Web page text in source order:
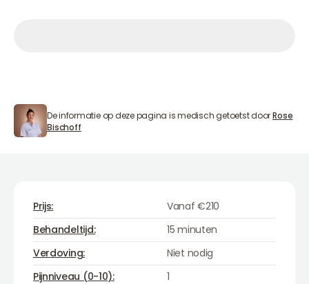
Rose Bischoff
De informatie op deze pagina is medisch getoetst doorRose
Bischoff
Prijs:
Vanaf €210
Behandeltijd:
15 minuten
Verdoving:
Niet nodig
Pijnniveau (0-10):
1